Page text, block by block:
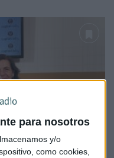
para nosotros
y/o
como cookies,